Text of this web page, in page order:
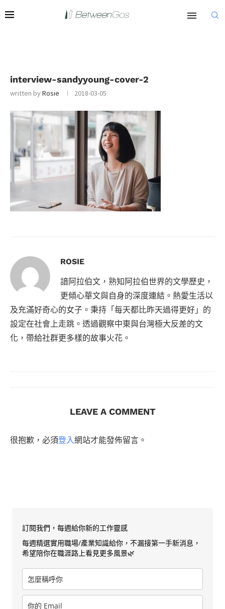
interview-sandyyoung-cover-2
written byRosie 2018-03-05
ROSIE
諳阿拉伯文，熟知阿拉伯世界的文學歷史，
更傾心華文與自身的深度連結。熱愛生活以
及充滿好奇心的女子。秉持「每天都比昨天過得更好」的
設定在社會上走跳。透過觀察中東與台灣極大反差的文
化，帶給社群更多樣的故事火花。
LEAVE A COMMENT
很抱歉，必須登入網站才能發佈留言。
訂閱我們，每週給你新的工作靈感
每週精選實用職場/產業知識給你，不漏接第一手新消息，
希望陪你在職涯路上看見更多風景🌿